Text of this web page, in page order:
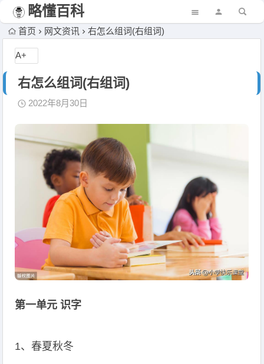
略懂百科
首页 网文资讯 右怎么组词(右组词)
右怎么组词(右组词)
2022年8月30日
第一单元 识字
1、春夏秋冬
A+